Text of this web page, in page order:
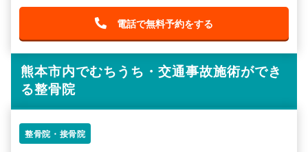
電話で無料予約をする
熊本市内でむちうち・交通事故施術ができ
る整骨院
整骨院・接骨院